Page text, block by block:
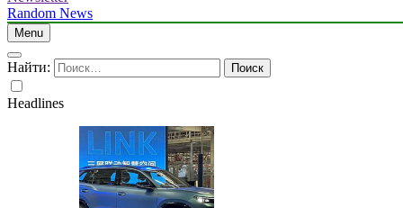
Random News
Menu
Найти:
Headlines